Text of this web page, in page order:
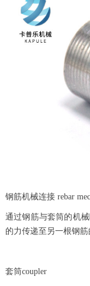
钢筋机械连接 rebar
通过钢筋与套筒的机
的力传递至另一根钢筋
套筒coupler